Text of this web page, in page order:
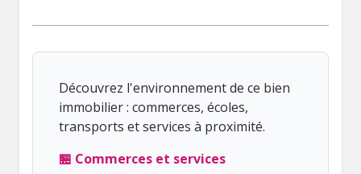
Découvrez l'environnement de ce bien
immobilier : commerces, écoles,
transports et services à proximité.
🏪 Commerces et services